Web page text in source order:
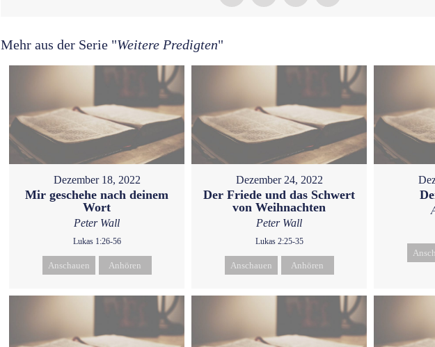
Mehr aus der Serie "Weitere Predigten"
Dezember 18, 2022
Mir geschehe nach deinem
Wort
Peter Wall
Lukas 1:26-56
Anschauen Anhören
Dezember 24, 2022
Der Friede und das Schwert
von Weihnachten
Peter Wall
Lukas 2:25-35
Anschauen Anhören